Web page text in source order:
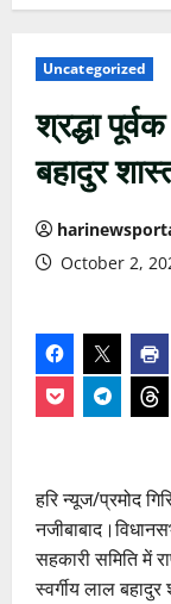
Uncategorized
श्रद्धा
बहादुर
October 2,
हरि न्यूज/प्रमोद
सहकारी समिति में
स्वर्गीय लाल